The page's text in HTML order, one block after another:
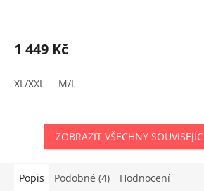
1 449 Kč
XL/XXL M/L
ZOBRAZIT VŠECHNY
Popis Podobné (4) Hodnocení